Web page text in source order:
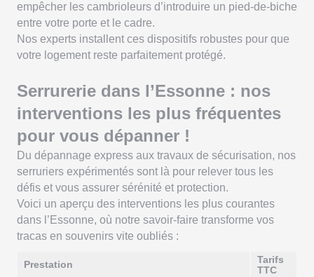
empêcher les cambrioleurs d’introduire un pied-de-biche
entre votre porte et le cadre.
Nos experts installent ces dispositifs robustes pour que
votre logement reste parfaitement protégé.
Serrurerie dans l’Essonne : nos
interventions les plus fréquentes
pour vous dépanner !
Du dépannage express aux travaux de sécurisation, nos
serruriers expérimentés sont là pour relever tous les
défis et vous assurer sérénité et protection.
Voici un aperçu des interventions les plus courantes
dans l’Essonne, où notre savoir-faire transforme vos
tracas en souvenirs vite oubliés :
Prestation
Tarifs
TTC